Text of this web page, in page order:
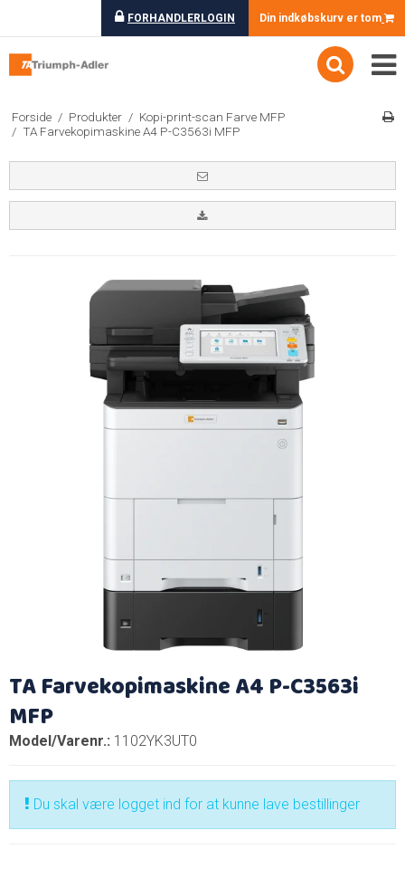
Din indkøbskurv er tom
FORHANDLERLOGIN
Forside / Produkter / Kopi-print-scan Farve MFP
/ TA Farvekopimaskine A4 P-C3563i MFP
TA Farvekopimaskine A4 P-C3563i
MFP
Model/Varenr.: 1102YK3UT0
Du skal være logget ind for at kunne lave bestillinger